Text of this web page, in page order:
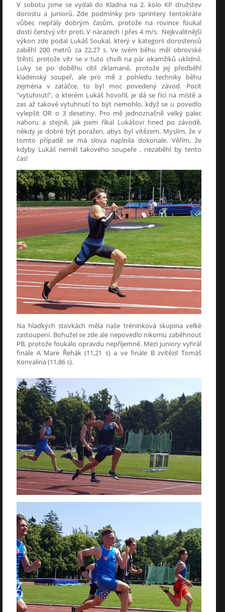
V sobotu jsme se vydali do Kladna na 2. kolo KP družstev
dorostu a juniorů. Zde podmínky pro sprintery tentokráte
vůbec nepřály dobrým časům, protože na rovince foukal
dosti čerstvý vítr proti. V nárazech i přes 4 m/s. Nejkvalitnější
výkon zde podal Lukáš Soukal, který v kategorii dorostenců
zaběhl 200 metrů za 22,27 s. Ve svém běhu měl obrovské
štěstí, protože vítr se v tuto chvíli na pár okamžiků uklidnil.
Luky se po doběhu cítil zklamaně, protože jej předběhl
kladenský soupeř, ale pro mě z pohledu techniky běhu
zejména v zatáčce, to byl moc povedený závod. Pocit
"vytuhnutí", o kterém Lukáš hovořil, je dá se říci na místě a
zas až takové vytuhnutí to být nemohlo, když se u povedlo
vylepšit OR o 3 desetiny. Pro mě jednoznačně velký palec
nahoru a stejně, jak jsem říkal Lukášovi hned po závodě,
někdy je dobré být poražen, abys byl vítězem. Myslím, že v
tomto případě se má slova naplnila dokonale. Věřím, že
kdyby Lukáš neměl takového soupeře , nezaběhl by tento
čas!
Na hladkých stovkách měla naše tréninková skupina velké
zastoupení. Bohužel se zde ale nepovedlo nikomu zaběhnout
PB, protože foukalo opravdu nepříjemně. Mezi juniory vyhrál
finále A Mare Řehák (11,21 s) a ve finále B zvítězil Tomáš
Konvalina (11,86 s).